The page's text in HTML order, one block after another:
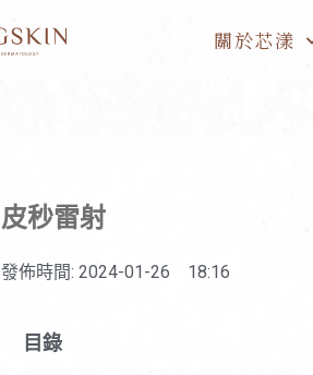
關於芯漾
皮秒雷射
發佈時間: 2024-01-26 18:16
目錄